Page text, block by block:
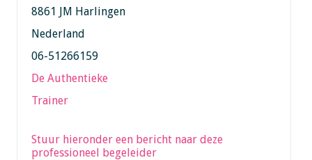
8861 JM Harlingen
Nederland
06-51266159
De Authentieke
Trainer
Stuur hieronder een bericht naar deze
professioneel begeleider